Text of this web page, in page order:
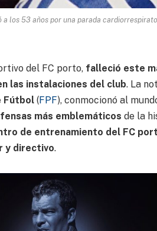
los 53 años por una parada
del FC porto, falleció este
las instalaciones del club. La
Fútbol (FPF), conmocionó al
más emblemáticos de la
de entrenamiento del FC
y directivo.